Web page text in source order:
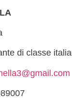
di classe